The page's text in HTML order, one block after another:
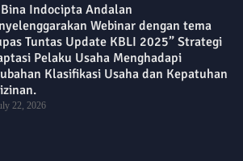
Bina Indocipta Andalan
Webinar dengan tema
Tuntas Update KBLI 2025” Strategi
Pelaku Usaha Menghadapi
Klasifikasi Usaha dan Kepatuhan
22, 2026